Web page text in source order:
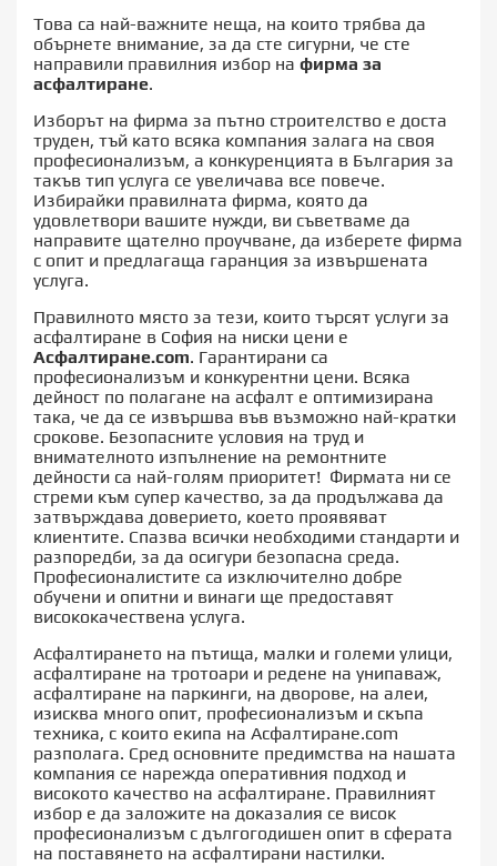
Това са най-важните неща, на които трябва да
обърнете внимание, за да сте сигурни, че сте
направили правилния избор на фирма за
асфалтиране.
Изборът на фирма за пътно строителство е доста
труден, тъй като всяка компания залага на своя
професионализъм, а конкуренцията в България за
такъв тип услуга се увеличава все повече.
Избирайки правилната фирма, която да
удовлетвори вашите нужди, ви съветваме да
направите щателно проучване, да изберете фирма
с опит и предлагаща гаранция за извършената
услуга.
Правилното място за тези, които търсят услуги за
асфалтиране в София на ниски цени е
Асфалтиране.com. Гарантирани са
професионализъм и конкурентни цени. Всяка
дейност по полагане на асфалт е оптимизирана
така, че да се извършва във възможно най-кратки
срокове. Безопасните условия на труд и
внимателното изпълнение на ремонтните
дейности са най-голям приоритет! Фирмата ни се
стреми към супер качество, за да продължава да
затвърждава доверието, което проявяват
клиентите. Спазва всички необходими стандарти и
разпоредби, за да осигури безопасна среда.
Професионалистите са изключително добре
обучени и опитни и винаги ще предоставят
висококачествена услуга.
Асфалтирането на пътища, малки и големи улици,
асфалтиране на тротоари и редене на унипаваж,
асфалтиране на паркинги, на дворове, на алеи,
изисква много опит, професионализъм и скъпа
техника, с които екипа на Асфалтиране.com
разполага. Сред основните предимства на нашата
компания се нарежда оперативния подход и
високото качество на асфалтиране. Правилният
избор е да заложите на доказалия се висок
професионализъм с дългогодишен опит в сферата
на поставянето на асфалтирани настилки.